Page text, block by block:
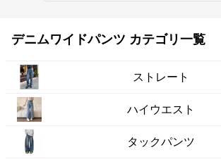
デニムワイドパンツ カテゴリ一覧
ストレート
ハイウエスト
タックパンツ